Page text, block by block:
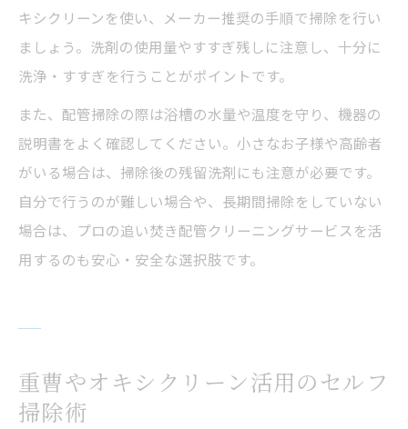
キシクリーンを使い、メーカー推奨の手順で掃除を行い
ましょう。洗剤の使用量やすすぎ残しに注意し、十分に
洗浄・すすぎを行うことがポイントです。
また、配管掃除の際は浴槽の水量や温度を守り、機器の
説明書をよく確認してください。小さなお子様や高齢者
がいる場合は、掃除後の残留洗剤にも注意が必要です。
自分で行うのが難しい場合や、長期間掃除をしていない
場合は、プロの追い焚き配管クリーニングサービスを活
用するのも安心・安全な選択肢です。
重曹やオキシクリーン活用のセルフ
掃除術